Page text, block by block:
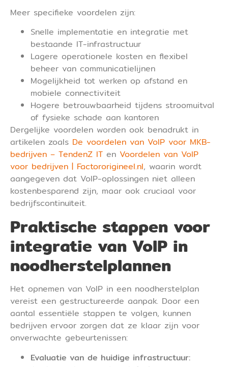
Meer specifieke voordelen zijn:
Snelle implementatie en integratie met
bestaande IT-infrastructuur
Lagere operationele kosten en flexibel
beheer van communicatielijnen
Mogelijkheid tot werken op afstand en
mobiele connectiviteit
Hogere betrouwbaarheid tijdens stroomuitval
of fysieke schade aan kantoren
Dergelijke voordelen worden ook benadrukt in
artikelen zoals De voordelen van VoIP voor MKB-
bedrijven – TendenZ IT en Voordelen van VoIP
voor bedrijven | Factororigineel.nl, waarin wordt
aangegeven dat VoIP-oplossingen niet alleen
kostenbesparend zijn, maar ook cruciaal voor
bedrijfscontinuïteit.
Praktische stappen voor
integratie van VoIP in
noodherstelplannen
Het opnemen van VoIP in een noodherstelplan
vereist een gestructureerde aanpak. Door een
aantal essentiële stappen te volgen, kunnen
bedrijven ervoor zorgen dat ze klaar zijn voor
onverwachte gebeurtenissen:
Evaluatie van de huidige infrastructuur: